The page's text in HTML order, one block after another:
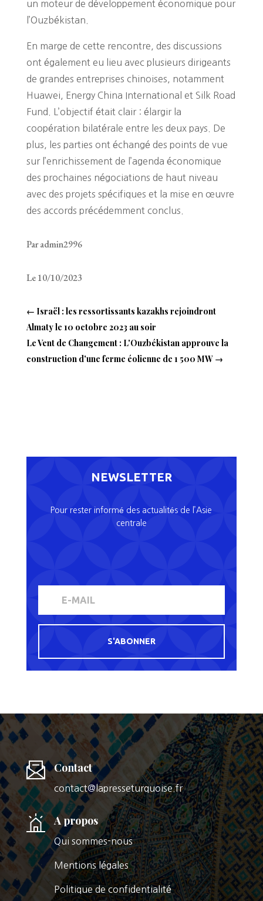
un moteur de développement économique pour
l’Ouzbékistan.
En marge de cette rencontre, des discussions
ont également eu lieu avec plusieurs dirigeants
de grandes entreprises chinoises, notamment
Huawei, Energy China International et Silk Road
Fund. L’objectif était clair : élargir la
coopération bilatérale entre les deux pays. De
plus, les parties ont échangé des points de vue
sur l’enrichissement de l’agenda économique
des prochaines négociations de haut niveau
avec des projets spécifiques et la mise en œuvre
des accords précédemment conclus.
Par admin2996
Le 10/10/2023
← Israël : les ressortissants kazakhs rejoindront
Almaty le 10 octobre 2023 au soir
Le Vent de Changement : L'Ouzbékistan approuve la
construction d'une ferme éolienne de 1 500 MW→
NEWSLETTER
Pour rester informé des actualités de l’Asie
centrale
S'ABONNER
Contact
contact@lapresseturquoise.fr
A propos
Qui sommes-nous
Mentions légales
Politique de confidentialité